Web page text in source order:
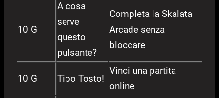
10 G
A cosa
serve
questo
pulsante?
Completa la Skalata
Arcade senza
bloccare
10 G Tipo Tosto!
Vinci una partita
online